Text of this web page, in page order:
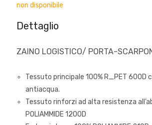
non disponibile
Dettaglio
ZAINO LOGISTICO/ PORTA-
Tessuto principale 100% R_PET 600D
antiacqua.
Tessuto rinforzi ad alta resistenza
POLIAMMIDE 1200D